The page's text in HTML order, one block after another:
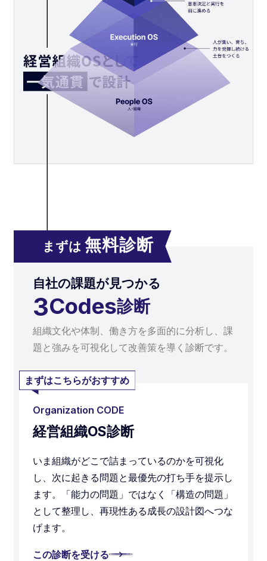
まずは 無料診断
自社の課題が見つかる
3Codes診断
組織文化や体制、働き方を多面的に分析し、課
題と強みを可視化して改善策を導く診断です。
まずはこちらがおすすめ
Organization CODE
経営組織OS診断
いま組織がどこで詰まっているのかを可視化
し、次に起きる問題と最優先の打ち手を提示し
ます。「能力の問題」ではなく「構造の問題」
として整理し、再現性ある成長の設計図へつな
げます。
この診断を受ける